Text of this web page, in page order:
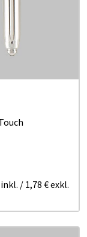
inkl. / 1,78 €exkl.